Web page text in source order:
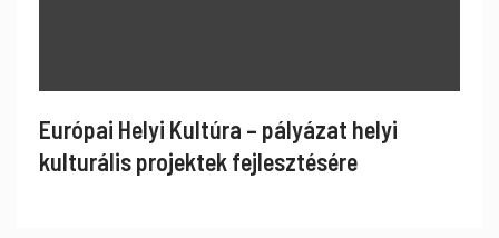
Európai Helyi Kultúra – pályázat helyi
kulturális projektek fejlesztésére